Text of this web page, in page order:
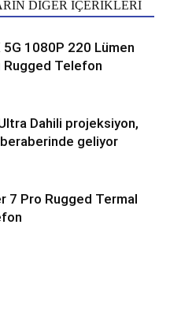
DİĞER İÇERİKLERİ
5G 1080P 220 Lümen
Rugged Telefon
Dahili projeksiyon,
geliyor
7 Pro Rugged Termal